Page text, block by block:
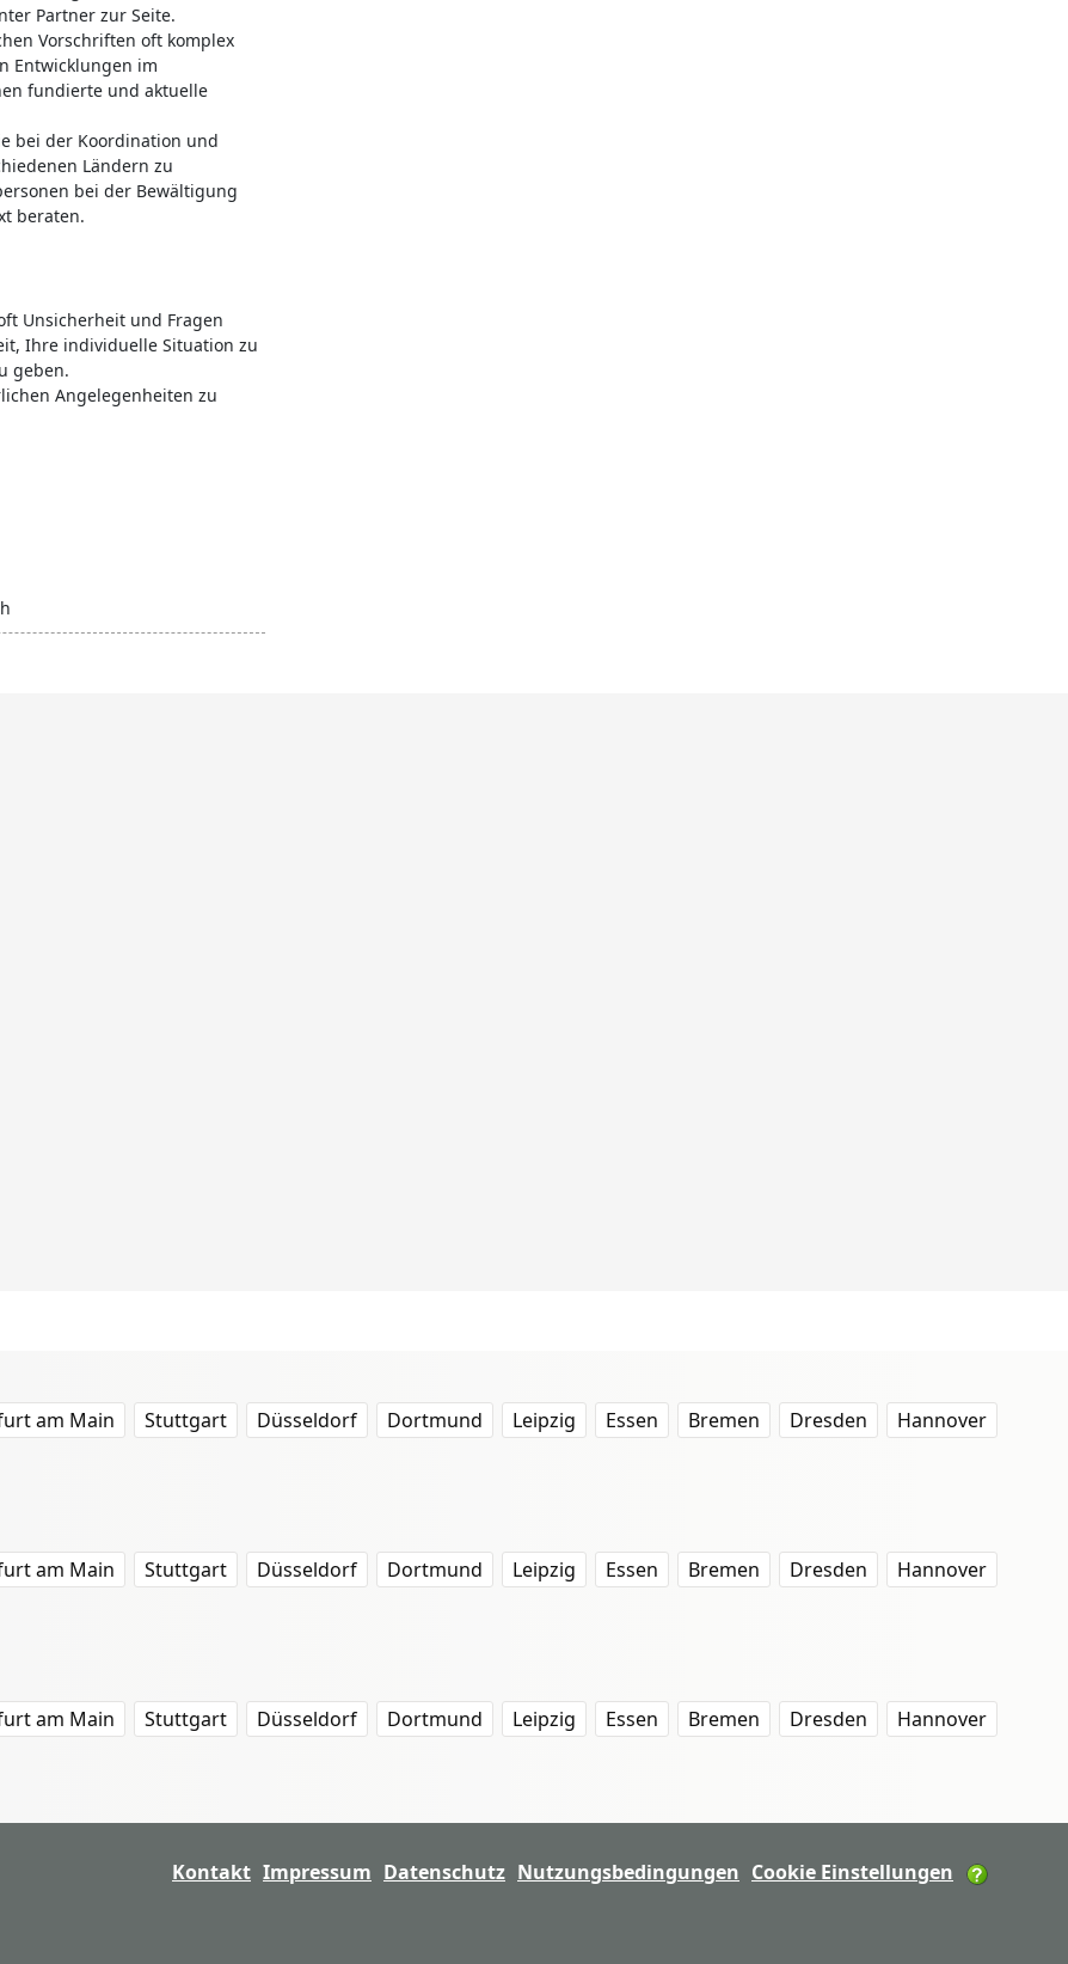
Partner zur Seite.
Vorschriften oft komplex
Entwicklungen im
fundierte und aktuelle
bei der Koordination und
Ländern zu
bei der Bewältigung
beraten.
Unsicherheit und Fragen
Ihre individuelle Situation zu
geben.
Angelegenheiten zu
am Main Stuttgart Düsseldorf Dortmund Leipzig Essen Bremen Dresden
Hannover
am Main Stuttgart Düsseldorf Dortmund Leipzig Essen Bremen Dresden
Hannover
am Main Stuttgart Düsseldorf Dortmund Leipzig Essen Bremen Dresden
Hannover
Kontakt Impressum Datenschutz Nutzungsbedingungen Cookie Einstellungen